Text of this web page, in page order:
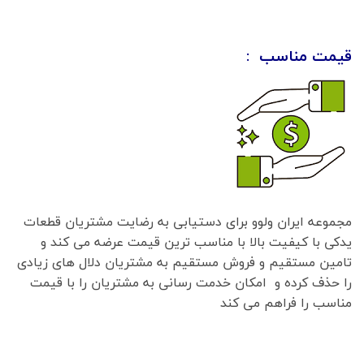
قیمت مناسب :
مجموعه ایران ولوو برای دستیابی به رضایت مشتریان قطعات
یدکی با کیفیت بالا با مناسب ترین قیمت عرضه می کند و
تامین مستقیم و فروش مستقیم به مشتریان دلال های زیادی
را حذف کرده و امکان خدمت رسانی به مشتریان را با قیمت
مناسب را فراهم می کند